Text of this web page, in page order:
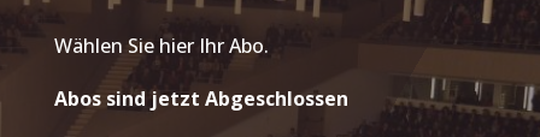
Wählen Sie hier Ihr Abo.
Abos sind jetzt Abgeschlossen